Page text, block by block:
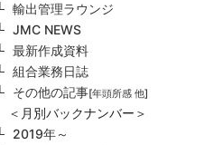
輸出管理ラウンジ
JMC NEWS
最新作成資料
組合業務日誌
その他の記事[年頭所感 他]
＜月別バックナンバー＞
2019年～